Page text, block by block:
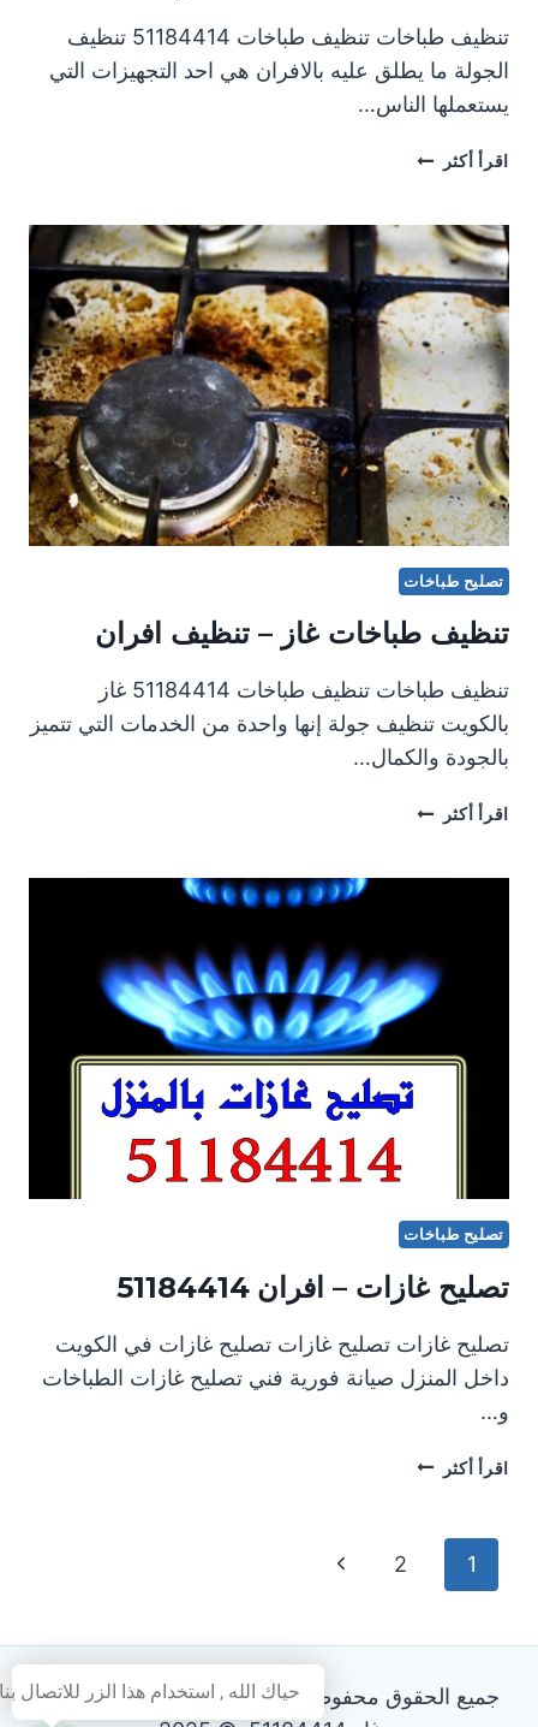
تنظيف طباخات تنظيف طباخات 51184414 تنظيف
الجولة ما يطلق عليه بالافران هي احد التجهيزات التي
يستعملها الناس…
اقرأ أكثر
تنظيف
تنظيف
جولة
تصليح طباخات
تنظيف طباخات غاز – تنظيف افران
تنظيف طباخات تنظيف طباخات 51184414 غاز
بالكويت تنظيف جولة إنها واحدة من الخدمات التي تتميز
بالجودة والكمال…
اقرأ أكثر
تنظيف
تصليح طباخات
تصليح غازات – افران 51184414
تصليح غازات تصليح غازات تصليح غازات في الكويت
داخل المنزل صيانة فورية فني تصليح غازات الطباخات
و…
اقرأ أكثر
تصليح
51184414
تنقل
1
2
الصفحة
جميع الحقوق محفوظة - فني تصليح طباخات و افران
حياك الله , استخدام هذا الزر للاتصال بنا